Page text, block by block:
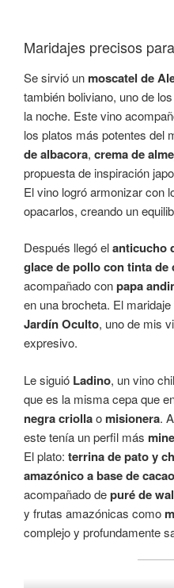
Maridajes precisos
Se sirvió un moscatel de
también boliviano, uno de
la noche. Este vino
los platos más potentes del
de albacora, crema de
propuesta de inspiración
El vino logró armonizar con
opacarlos, creando un
Después llegó elanticucho
glace de pollo con tinta de
acompañado conpapa
en una brocheta. El maridaje
Jardín Oculto, uno de mis
expresivo.
Le siguió Ladino, un vino
que es la misma cepa que
negra criollao misionera.
este tenía un perfil más
El plato: terrina de pato y
amazónico a base de
acompañado depuré de
y frutas amazónicas como
complejo y profundamente